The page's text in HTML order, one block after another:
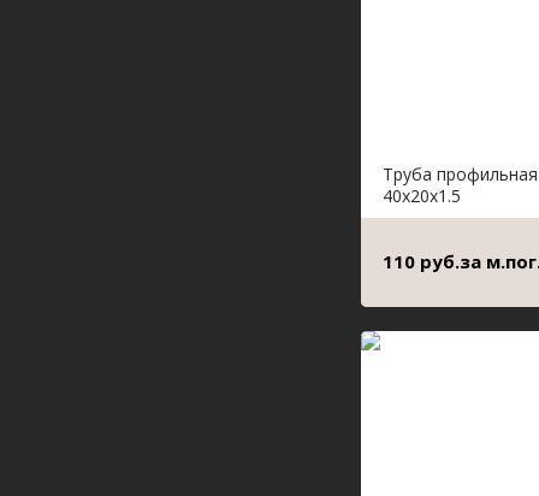
Труба профильная
40х20х1.5
110 руб.за